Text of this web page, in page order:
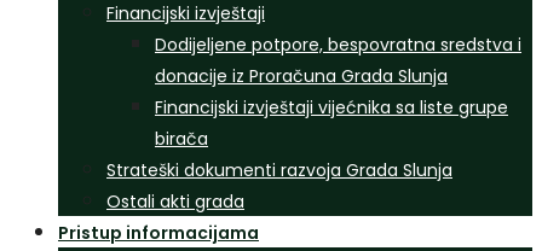
Financijski izvještaji
Dodijeljene potpore, bespovratna sredstva i
donacije iz Proračuna Grada Slunja
Financijski izvještaji vijećnika sa liste grupe
birača
Strateški dokumenti razvoja Grada Slunja
Ostali akti grada
Pristup informacijama